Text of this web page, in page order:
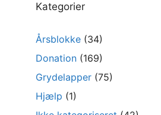
Kategorier
Årsblokke (34)
Donation (169)
Grydelapper (75)
Hjælp (1)